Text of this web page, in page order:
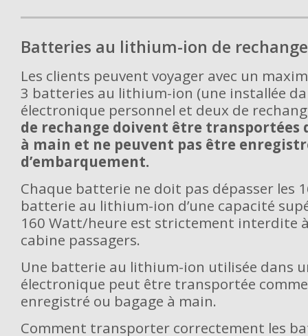
Batteries au lithium-ion de rechange
Les clients peuvent voyager avec un
3 batteries au lithium-ion (une installée
électronique personnel et deux de
de rechange doivent être transportées
à main et ne peuvent pas être
d’embarquement.
Chaque batterie ne doit pas dépasser les
batterie au lithium-ion d’une capacité
160 Watt/heure est strictement interdite
cabine passagers.
Une batterie au lithium-ion utilisée dans
électronique peut être transportée
enregistré ou bagage à main.
Comment transporter correctement les